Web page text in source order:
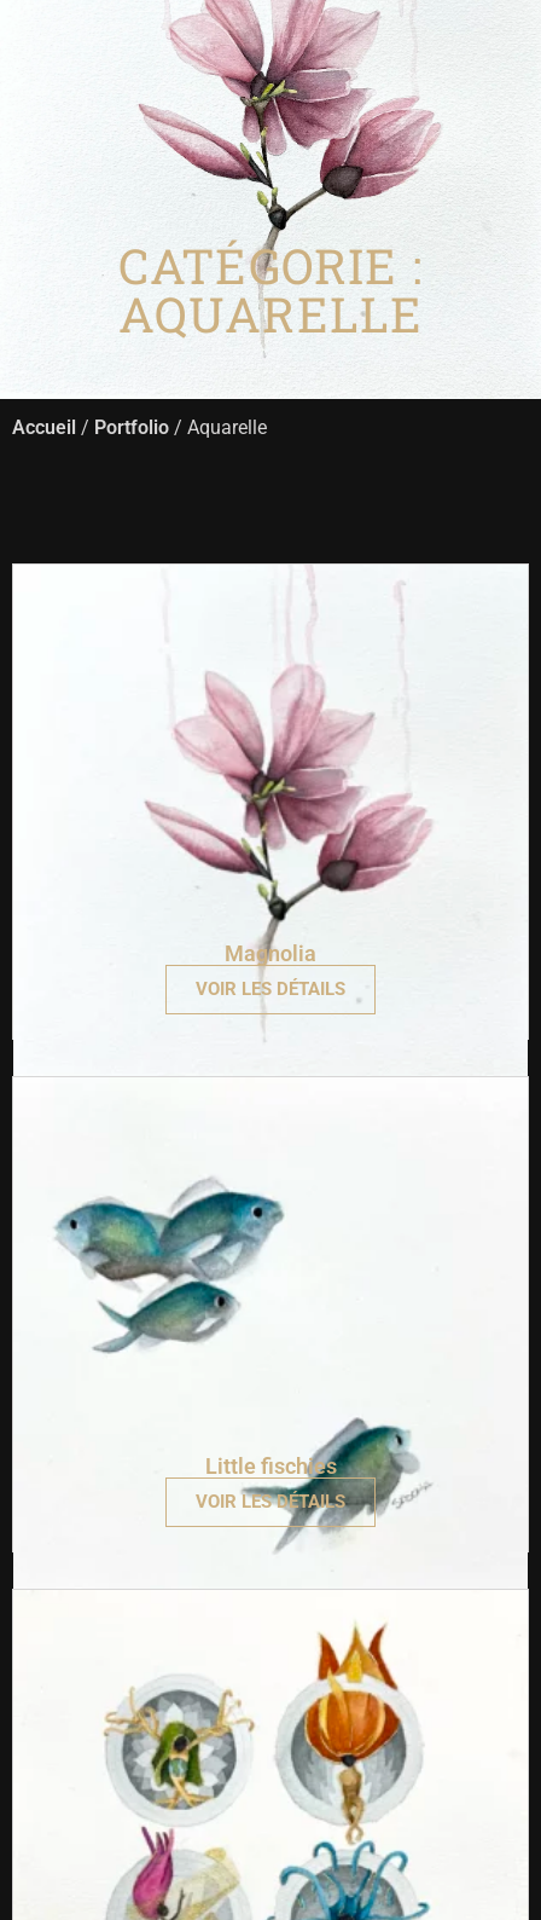
BOUTIQUE
CATÉGORIE :
AQUARELLE
Accueil / Portfolio / Aquarelle
Magnolia
VOIR LES DÉTAILS
Little fischies
VOIR LES DÉTAILS